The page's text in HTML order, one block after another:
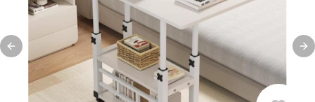
Previous slide